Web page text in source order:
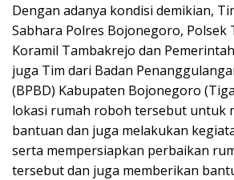
Dengan adanya kondisi demikian,
Sabhara Polres Bojonegoro, Polsek
Koramil Tambakrejo dan
juga Tim dari Badan
(BPBD) Kabupaten Bojonegoro
lokasi rumah roboh tersebut untuk
bantuan dan juga melakukan
serta mempersiapkan perbaikan
tersebut dan juga memberikan